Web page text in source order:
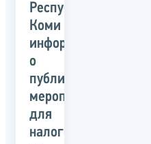
Республике
Коми
информирует
о
публичных
мероприятий
для
налогоплательщиков